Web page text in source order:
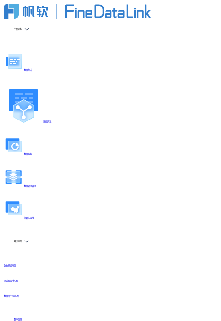
产品功能
数据集成
数据开发
数据服务
数据管理治理
部署与运维
解决方案
数仓建设方案
全链路实时方案
数据资产API方案
客户案例